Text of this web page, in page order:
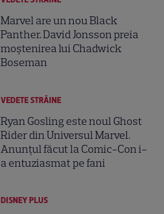
Marvel are un nou Black
Panther. David Jonsson preia
moștenirea lui Chadwick
Boseman
VEDETE STRĂINE
Ryan Gosling este noul Ghost
Rider din Universul Marvel.
Anunțul făcut la Comic-Con i-
a entuziasmat pe fani
DISNEY PLUS